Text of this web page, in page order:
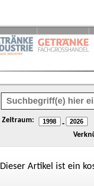
Zeitraum: -
Dieser Artikel ist ein